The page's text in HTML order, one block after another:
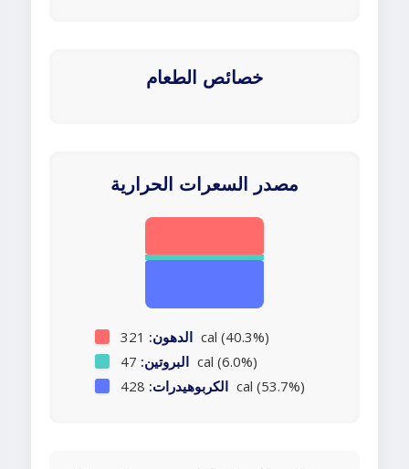
خصائص الطعام
مصدر السعرات الحرارية
الدهون: 321 cal (40.3%)
البروتين: 47 cal (6.0%)
الكربوهيدرات: 428 cal (53.7%)